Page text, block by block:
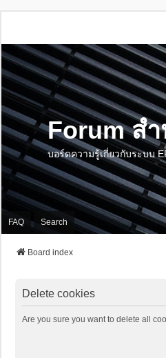
Forum ส
บอร์ดความรู้เกี่ยวกับระบบ
FAQ Search
Board index
Delete cookies
Are you sure you want to delete all